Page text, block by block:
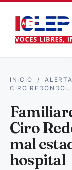
INICIO /
CIRO REDONDO…
Ciro
mal
hospital